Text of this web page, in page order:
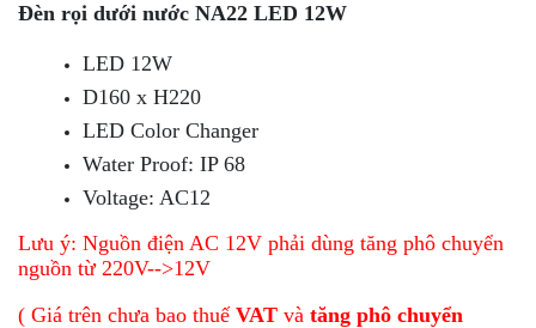
Đèn rọi dưới nước NA22 LED 12W
LED 12W
D160 x H220
LED Color Changer
Water Proof: IP 68
Voltage: AC12
Lưu ý: Nguồn điện AC 12V phải dùng tăng phô chuyển
nguồn từ 220V-->12V
( Giá trên chưa bao thuế VAT và tăng phô chuyển